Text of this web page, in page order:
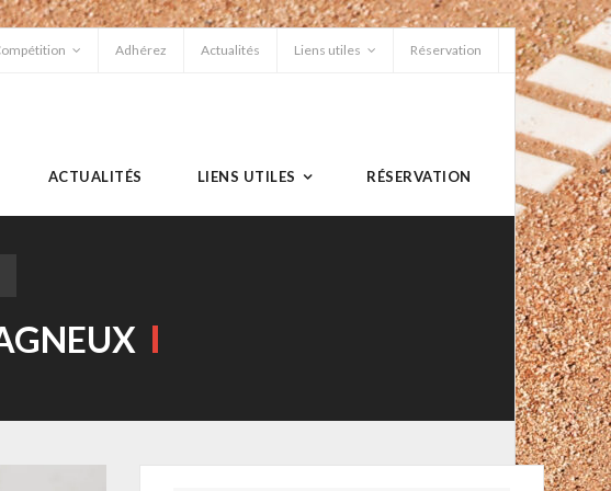
Adhérez Actualités Liens utiles Réservation
ACTUALITÉS LIENS UTILES RÉSERVATION